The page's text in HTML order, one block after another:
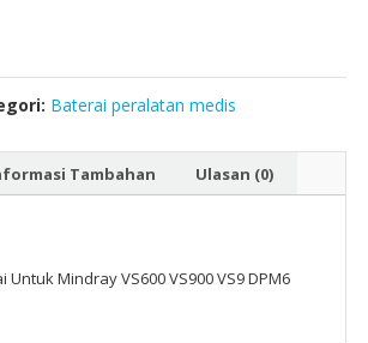
Baterai peralatan medis
Tambahan Ulasan (0)
Mindray VS600 VS900 VS9 DPM6